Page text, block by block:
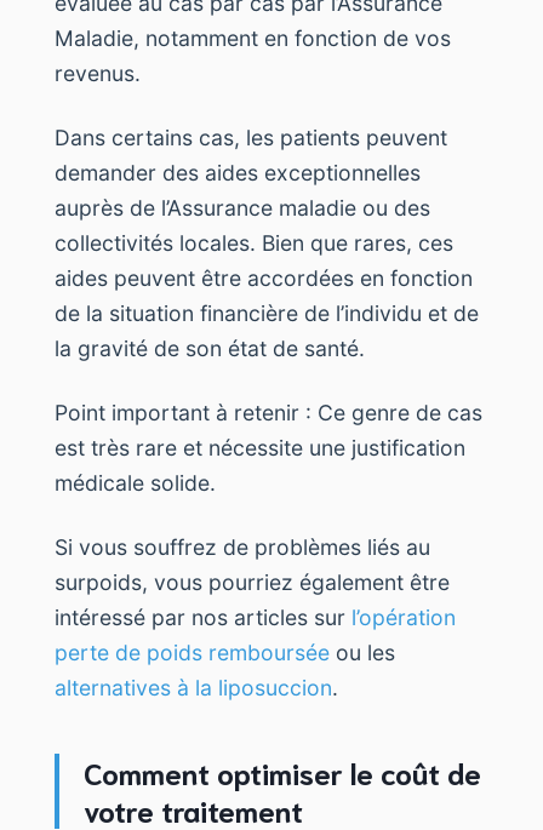
Maladie, notamment en fonction de vos
revenus.
Dans certains cas, les patients peuvent
demander des aides exceptionnelles
auprès de l’Assurance maladie ou des
collectivités locales. Bien que rares, ces
aides peuvent être accordées en fonction
de la situation financière de l’individu et de
la gravité de son état de santé.
Point important à retenir : Ce genre de cas
est très rare et nécessite une justification
médicale solide.
Si vous souffrez de problèmes liés au
surpoids, vous pourriez également être
intéressé par nos articles sur l’opération
perte de poids remboursée ou les
alternatives à la liposuccion.
Comment optimiser le coût de
votre traitement